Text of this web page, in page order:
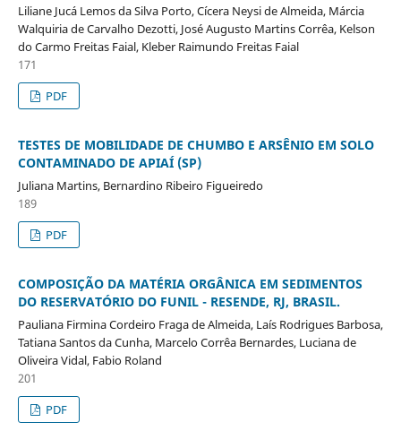
Liliane Jucá Lemos da Silva Porto, Cícera Neysi de Almeida, Márcia
Walquiria de Carvalho Dezotti, José Augusto Martins Corrêa, Kelson
do Carmo Freitas Faial, Kleber Raimundo Freitas Faial
171
PDF
TESTES DE MOBILIDADE DE CHUMBO E ARSÊNIO EM SOLO
CONTAMINADO DE APIAÍ (SP)
Juliana Martins, Bernardino Ribeiro Figueiredo
189
PDF
COMPOSIÇÃO DA MATÉRIA ORGÂNICA EM SEDIMENTOS
DO RESERVATÓRIO DO FUNIL - RESENDE, RJ, BRASIL.
Pauliana Firmina Cordeiro Fraga de Almeida, Laís Rodrigues Barbosa,
Tatiana Santos da Cunha, Marcelo Corrêa Bernardes, Luciana de
Oliveira Vidal, Fabio Roland
201
PDF